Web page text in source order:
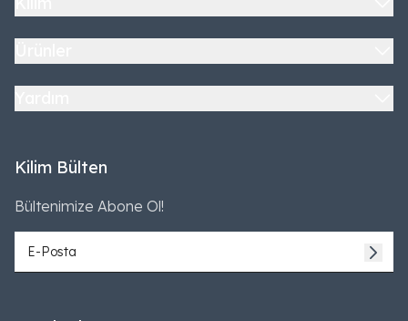
Kilim Bülten
Bültenimize Abone Ol!